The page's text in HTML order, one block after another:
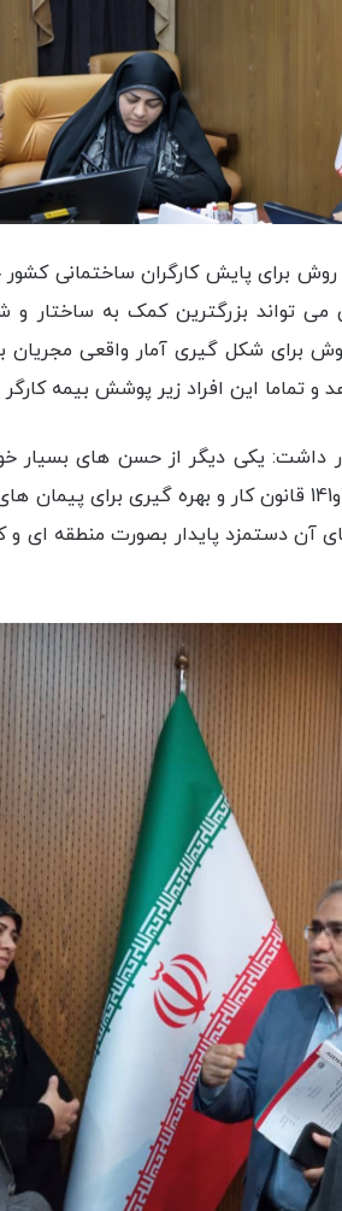
برای پایش کارگران ساختمانی کشور
مهندسی می تواند بزرگترین کمک به ساختار
برای شکل گیری آمار واقعی
و تماما این افراد زیر پوشش بیمه
داشت: یکی دیگر از حسن های
گیری پایه و اساسی برای اجرای مواد 140و141 قانون کار و بهره